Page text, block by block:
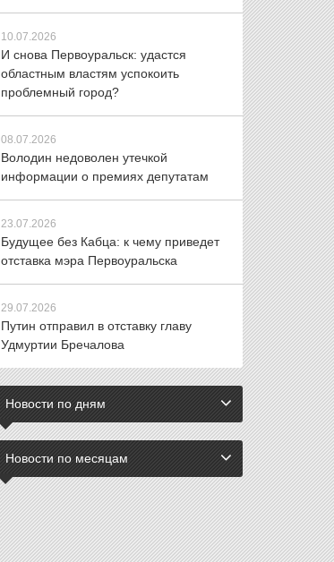
10.07.2026
И снова Первоуральск: удастся
областным властям успокоить
проблемный город?
08.07.2026
Володин недоволен утечкой
информации о премиях депутатам
23.07.2026
Будущее без Кабца: к чему приведет
отставка мэра Первоуральска
29.07.2026
Путин отправил в отставку главу
Удмуртии Бречалова
Новости по дням
Новости по месяцам